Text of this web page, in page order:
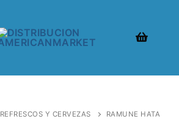
REFRESCOS Y CERVEZAS
RAMUNE HATA